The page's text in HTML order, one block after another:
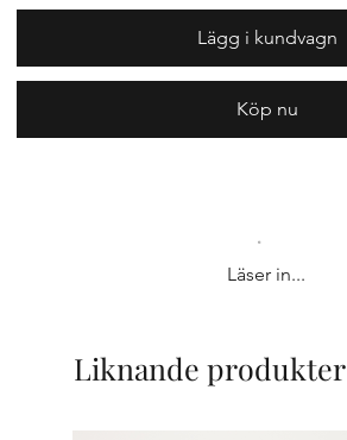
Lägg i kundvagn
Köp nu
Läser in...
Liknande produkter